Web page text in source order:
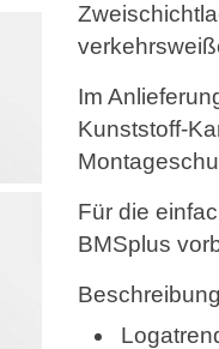
Im
Kunststoff-
Für die
BMSplus